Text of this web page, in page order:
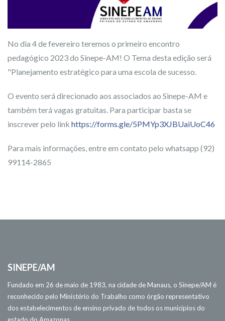
No dia 4 de fevereiro teremos o primeiro encontro
pedagógico 2023 do Sinepe-AM! O Tema desta edição será
"Planejamento estratégico para uma escola de sucesso.
O evento será direcionado aos associados ao Sinepe-AM e
também terá vagas gratuitas. Para participar basta se
inscrever pelo link https://forms.gle/5PMYp3XJBUaiUoC46
Para mais informações, entre em contato pelo whatsapp (92)
99114-2865
SINEPE/AM
Fundado em 26 de maio de 1983, na cidade de Manaus, o Sinepe/AM é
reconhecido pelo Ministério do Trabalho como órgão representativo
dos estabelecimentos de ensino privado de todos os municípios do